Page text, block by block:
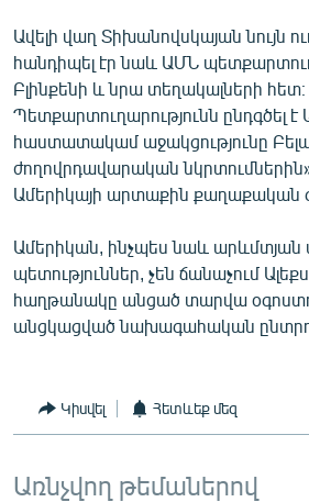
Ավելի վաղ Տիխանովսկայան նույն
հանդիպել էր նաև ԱՄՆ
Բլինքենի և նրա տեղակալների
Պետքարտուղարությունն ընդգծել է
հաստատակամ աջակցությունը
ժողովրդավարական
Ամերիկայի արտաքին քաղաքական
Ամերիկան, ինչպես նաև արևմտյան
պետություններ, չեն ճանաչում
հաղթանակը անցած տարվա
անցկացված նախագահական
Կիսվել Հետևեք մեզ
Առնչվող թեմաներով